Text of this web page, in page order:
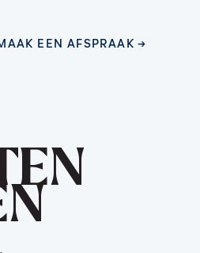
EEN AFSPRAAK
EEN AFSPRAAK